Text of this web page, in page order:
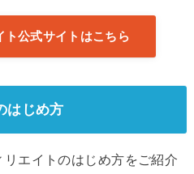
ト公式サイトはこちら
はじめ方
エイトのはじめ方をご紹介